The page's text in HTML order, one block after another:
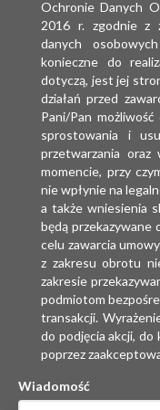
Ochronie Danych
2016 r. zgodnie z
danych
konieczne do
dotyczą, jest jej
działań przed
Pani/Pan
sprostowania i
przetwarzania oraz
momencie, przy
nie wpłynie na
a także wniesienia
będą przekazywane
celu zawarcia
z zakresu obrotu
zakresie
podmiotom
transakcji.
do podjęcia akcji, do
poprzez
Wiadomość